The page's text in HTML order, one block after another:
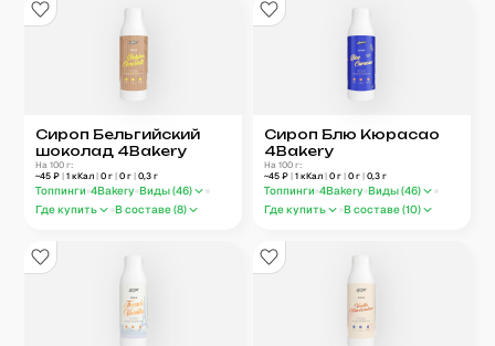
Сироп Бельгийский
шоколад 4Bakery
На 100 г:
~45 ₽| 1 кКал| 0 г| 0 г| 0,3 г
Топпинги 4Bakery Виды (46)
Где купить
В составе (8)
Сироп Блю Кюрасао
4Bakery
На 100 г:
~45 ₽ | 1 кКал | 0 г | 0 г | 0,3 г
Топпинги 4Bakery Виды (46)
Где купить
В составе (10)